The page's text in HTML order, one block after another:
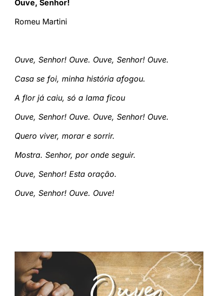
Ouve, Senhor!
Romeu Martini
Ouve, Senhor! Ouve. Ouve, Senhor! Ouve.
Casa se foi, minha história afogou.
A flor já caiu, só a lama ficou
Ouve, Senhor! Ouve. Ouve, Senhor! Ouve.
Quero viver, morar e sorrir.
Mostra. Senhor, por onde seguir.
Ouve, Senhor! Esta oração.
Ouve, Senhor! Ouve. Ouve!